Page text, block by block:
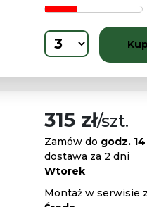
Kup
315 zł/szt.
Zamów do godz. 14
dostawa za 2 dni
Wtorek
Montaż w serwisie